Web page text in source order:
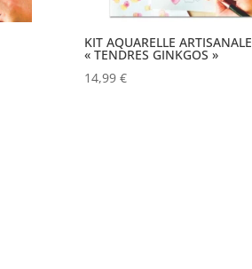
KIT AQUARELLE ARTISANALE
« TENDRES GINKGOS »
14,99 €